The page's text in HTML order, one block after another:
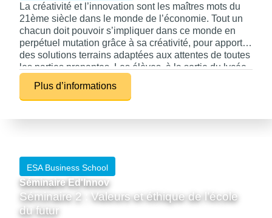
La créativité et l’innovation sont les maîtres mots du
21ème siècle dans le monde de l’économie. Tout un
chacun doit pouvoir s’impliquer dans ce monde en
perpétuel mutation grâce à sa créativité, pour apporter
des solutions terrains adaptées aux attentes de toutes
les parties prenantes. Les élèves, à la sortie du lycée,
doivent donc avoir appris comment exploiter leur
créativité et stimuler une créativité collective.
Plus d’informations
ESA Business School
Séminaire Ed'Innov
Séminaire 2 : Valeurs et éthique de l’école
du futur